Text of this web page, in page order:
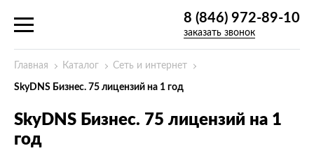
8 (846) 972-89-10
заказать звонок
Главная Каталог Сеть и интернет
SkyDNS Бизнес. 75 лицензий на 1 год
SkyDNS Бизнес. 75 лицензий на 1
год